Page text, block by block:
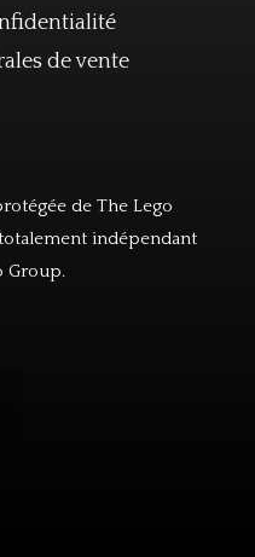
de vente
de The Lego
indépendant
Group.